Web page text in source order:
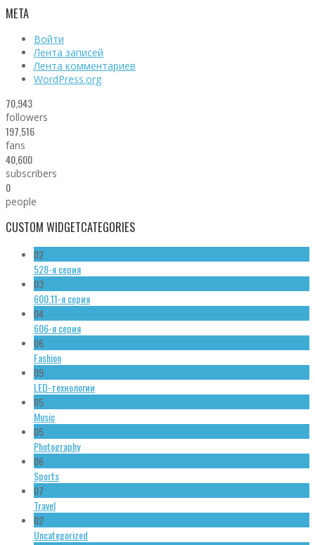
МЕТА
Войти
Лента записей
Лента комментариев
WordPress.org
70,943
followers
197,516
fans
40,600
subscribers
0
people
CUSTOM WIDGETCATEGORIES
02
528-я серия
03
600.11-я серия
04
606-я серия
06
Fashion
09
LED-технологии
05
Music
05
Photography
06
Sports
07
Travel
02
Uncategorized